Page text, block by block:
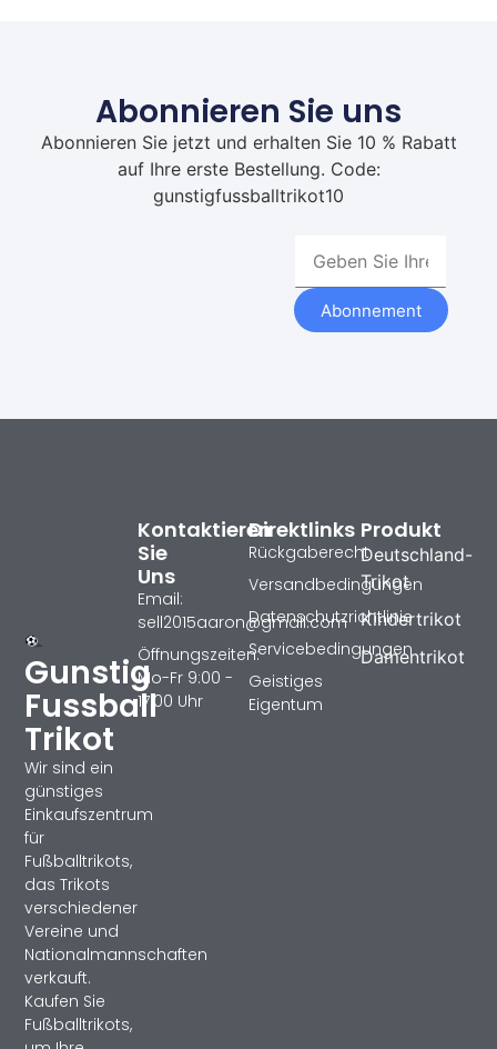
Abonnieren Sie uns
Abonnieren Sie jetzt und erhalten Sie 10 % Rabatt
auf Ihre erste Bestellung. Code:
gunstigfussballtrikot10
Abonnement
Gunstig
Fussball
Trikot
Wir sind ein
günstiges
Einkaufszentrum
für
Fußballtrikots,
das Trikots
verschiedener
Vereine und
Nationalmannschaften
verkauft.
Kaufen Sie
Fußballtrikots,
Produkt
Deutschland-
Trikot
Kindertrikot
Damentrikot
Direktlinks
Rückgaberecht
Versandbedingungen
Datenschutzrichtlinie
Servicebedingungen
Geistiges
Eigentum
Kontaktieren
Sie
Uns
Email:
sell2015aaron@gmail.com
Öffnungszeiten:
Mo-Fr 9:00 -
17:00 Uhr